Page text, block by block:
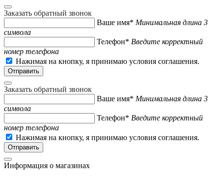
Заказать обратный звонок
Ваше имя* Минимальная длина 3
символа
Телефон* Введите корректный
номер телефона
Нажимая на кнопку, я принимаю условия соглашения.
Заказать обратный звонок
Ваше имя* Минимальная длина 3
символа
Телефон* Введите корректный
номер телефона
Нажимая на кнопку, я принимаю условия соглашения.
Информация о магазинах